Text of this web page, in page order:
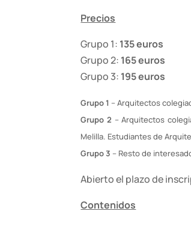
Precios
Grupo 1: 135 euros
Grupo 2: 165 euros
Grupo 3: 195 euros
Grupo 1 – Arquitectos
Grupo 2 – Arquitectos
Melilla. Estudiantes de
Grupo 3 – Resto de
Abierto el plazo de
Contenidos